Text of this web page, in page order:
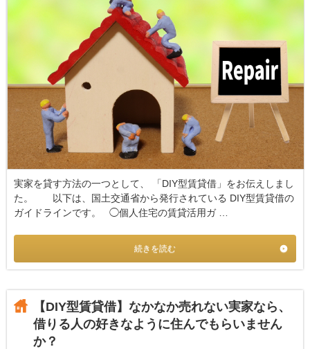
実家を貸す方法の一つとして、 「DIY型賃貸借」をお伝えしまし
た。 以下は、国土交通省から発行されている DIY型賃貸借の
ガイドラインです。 ◯個人住宅の賃貸活用ガ …
続きを読む
【DIY型賃貸借】なかなか売れない実家なら、
借りる人の好きなように住んでもらいません
か？